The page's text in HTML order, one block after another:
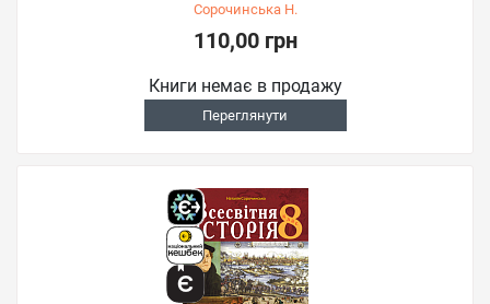
Сорочинська Н.
110,00 грн
Книги немає в продажу
Переглянути